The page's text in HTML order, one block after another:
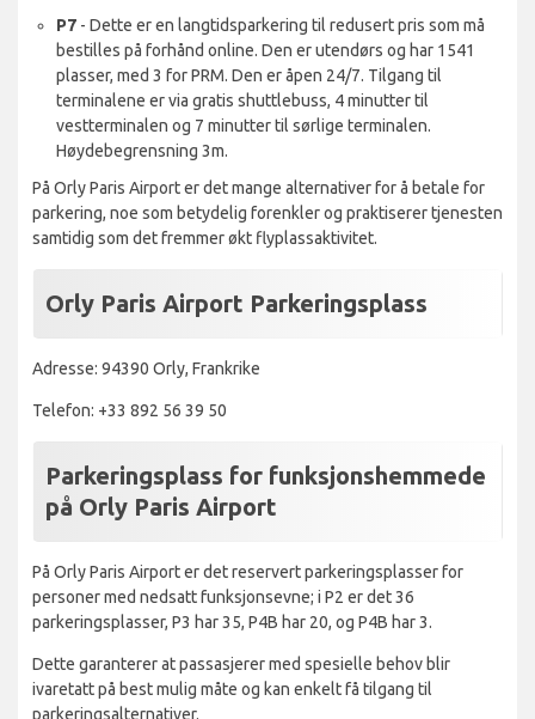
P7 - Dette er en langtidsparkering til redusert pris som må
bestilles på forhånd online. Den er utendørs og har 1541
plasser, med 3 for PRM. Den er åpen 24/7. Tilgang til
terminalene er via gratis shuttlebuss, 4 minutter til
vestterminalen og 7 minutter til sørlige terminalen.
Høydebegrensning 3m.
På Orly Paris Airport er det mange alternativer for å betale for
parkering, noe som betydelig forenkler og praktiserer tjenesten
samtidig som det fremmer økt flyplassaktivitet.
Orly Paris Airport Parkeringsplass
Adresse: 94390 Orly, Frankrike
Telefon: +33 892 56 39 50
Parkeringsplass for funksjonshemmede
på Orly Paris Airport
På Orly Paris Airport er det reservert parkeringsplasser for
personer med nedsatt funksjonsevne; i P2 er det 36
parkeringsplasser, P3 har 35, P4B har 20, og P4B har 3.
Dette garanterer at passasjerer med spesielle behov blir
ivaretatt på best mulig måte og kan enkelt få tilgang til
parkeringsalternativer.